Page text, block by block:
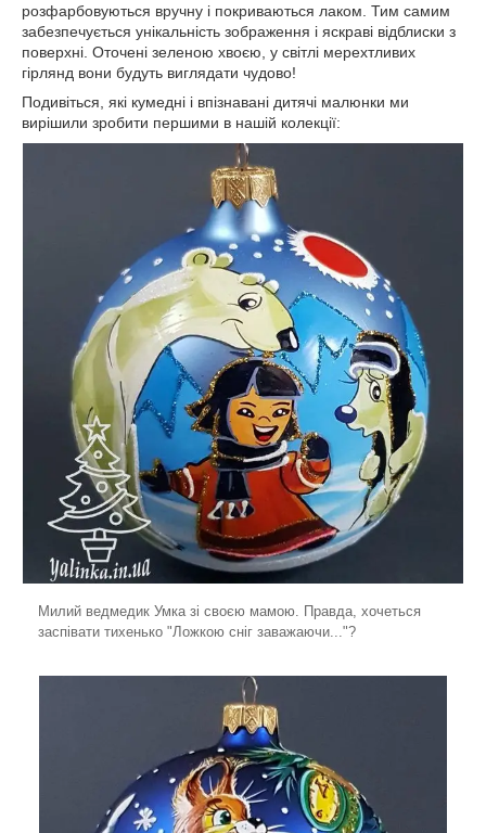
розфарбовуються вручну і покриваються лаком. Тим самим
забезпечується унікальність зображення і яскраві відблиски з
поверхні. Оточені зеленою хвоєю, у світлі мерехтливих
гірлянд вони будуть виглядати чудово!
Подивіться, які кумедні і впізнавані дитячі малюнки ми
вирішили зробити першими в нашій колекції:
Милий ведмедик Умка зі своєю мамою. Правда, хочеться
заспівати тихенько "Ложкою сніг заважаючи..."?